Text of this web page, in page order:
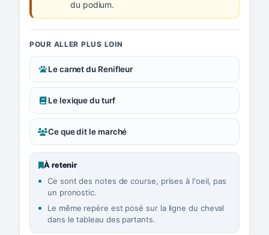
du podium.
POUR ALLER PLUS LOIN
Le carnet du Renifleur
Le lexique du turf
Ce que dit le marché
À retenir
Ce sont des notes de course, prises à l'oeil, pas
un pronostic.
Le même repère est posé sur la ligne du cheval
dans le tableau des partants.